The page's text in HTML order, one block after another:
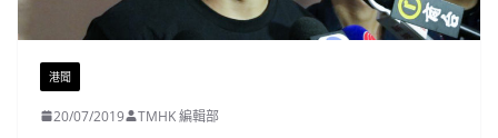
港聞
20/07/2019 TMHK 編輯部